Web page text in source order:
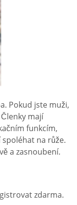
Pokud jste muži,
mají
funkcím,
na růže.
a zasnoubení.
zdarma.